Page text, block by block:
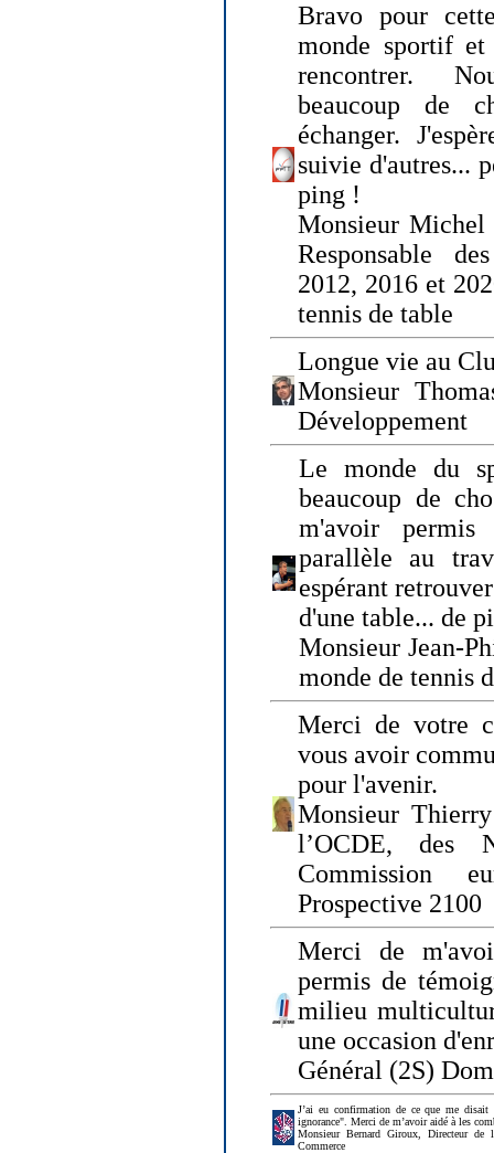
Bravo pour
monde sportif
rencontrer.
beaucoup de
échanger.
suivie d'autres...
ping !
Monsieur
Responsable
2012, 2016 et
tennis de table
Longue vie au
Monsieur
Développement
Le monde du
beaucoup de
m'avoir
parallèle au
espérant
d'une table... de
Monsieur Jean-
monde de tennis
Merci de votre
vous avoir
pour l'avenir.
Monsieur
l’OCDE, des
Commission
Prospective 2100
Merci de
permis de
milieu
une occasion
Général (2S)
J’ai eu confirmation de ce que me disait
ignorance". Merci de m’avoir aidé à les
Monsieur Bernard Giroux, Directeur de
Commerce